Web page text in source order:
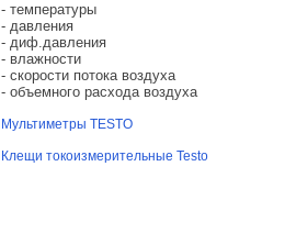
- температуры
- давления
- диф.давления
- влажности
- скорости потока воздуха
- объемного расхода воздуха
Мультиметры TESTO
Клещи токоизмерительные Testo